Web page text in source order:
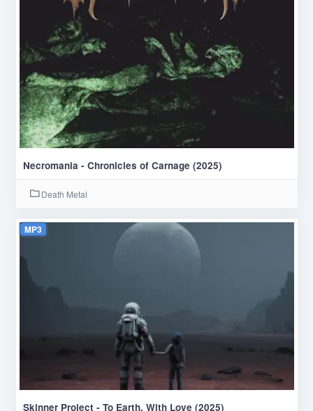
Necromania - Chronicles of Carnage (2025)
Death Metal
MP3
Skinner Project - To Earth, With Love (2025)